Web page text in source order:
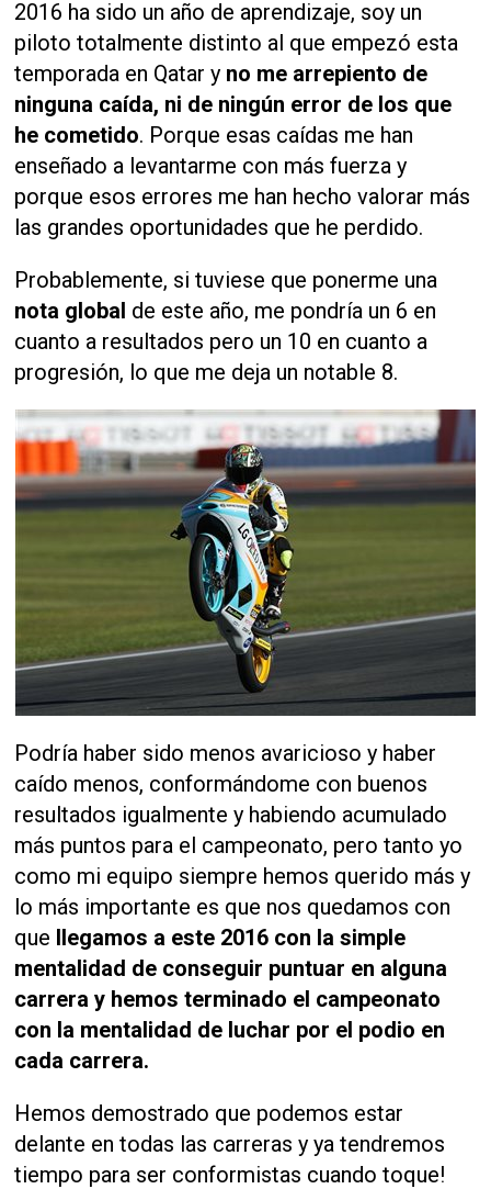
2016 ha sido un año de aprendizaje, soy un
piloto totalmente distinto al que empezó esta
temporada en Qatar y no me arrepiento de
ninguna caída, ni de ningún error de los que
he cometido. Porque esas caídas me han
enseñado a levantarme con más fuerza y
porque esos errores me han hecho valorar más
las grandes oportunidades que he perdido.
Probablemente, si tuviese que ponerme una
nota global de este año, me pondría un 6 en
cuanto a resultados pero un 10 en cuanto a
progresión, lo que me deja un notable 8.
Podría haber sido menos avaricioso y haber
caído menos, conformándome con buenos
resultados igualmente y habiendo acumulado
más puntos para el campeonato, pero tanto yo
como mi equipo siempre hemos querido más y
lo más importante es que nos quedamos con
que llegamos a este 2016 con la simple
mentalidad de conseguir puntuar en alguna
carrera y hemos terminado el campeonato
con la mentalidad de luchar por el podio en
cada carrera.
Hemos demostrado que podemos estar
delante en todas las carreras y ya tendremos
tiempo para ser conformistas cuando toque!